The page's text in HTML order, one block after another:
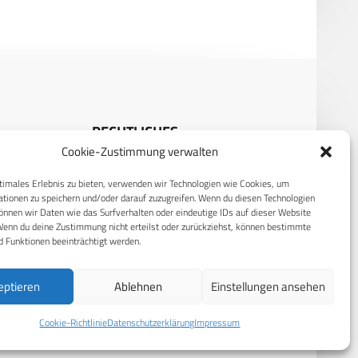
Cookie-Zustimmung verwalten
Erlebnis zu bieten, verwenden wir Technologien wie Cookies, um
zu speichern und/oder darauf zuzugreifen. Wenn du diesen Technologien
wir Daten wie das Surfverhalten oder eindeutige IDs auf dieser Website
du deine Zustimmung nicht erteilst oder zurückziehst, können bestimmte
Funktionen beeinträchtigt werden.
Ablehnen Einstellungen ansehen
Cookie-RichtlinieDatenschutzerklärungImpressum
RECHTLICHES
Cookie-Richtlinie (EU)
AGB
Compliance